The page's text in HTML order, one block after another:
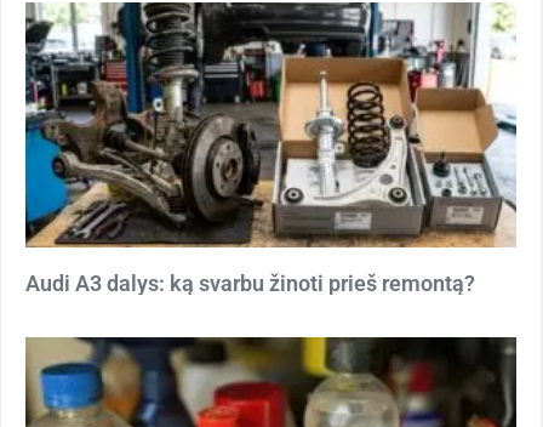
Audi A3 dalys: ką svarbu žinoti prieš remontą?